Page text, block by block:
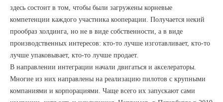
здесь состоит в том, чтобы были загружены корневые
компетенции каждого участника кооперации. Получается некий
прообраз холдинга, но не в виде собственности, а в виде
производственных интересов: кто-то лучше изготавливает, кто-то
лучше упаковывает, кто-то лучше продает.
В направлении интеграции начали двигаться и акселераторы.
Многие из них направлены на реализацию пилотов с крупными
компаниями и корпорациями. Чаще всего их запускают сами